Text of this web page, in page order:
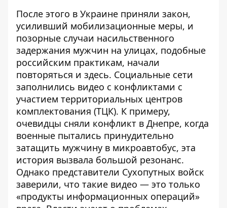
После этого в Украине приняли закон,
усиливший мобилизационные меры, и
позорные случаи насильственного
задержания мужчин на улицах, подобные
российским практикам, начали
повторяться и здесь. Социальные сети
заполнились видео с конфликтами с
участием территориальных центров
комплектования (ТЦК). К примеру,
очевидцы сняли конфликт в Днепре, когда
военные пытались принудительно
затащить мужчину в микроавтобус, эта
история вызвала большой резонанс.
Однако представители Сухопутных войск
заверили, что такие видео — это только
«продукты информационных операций»